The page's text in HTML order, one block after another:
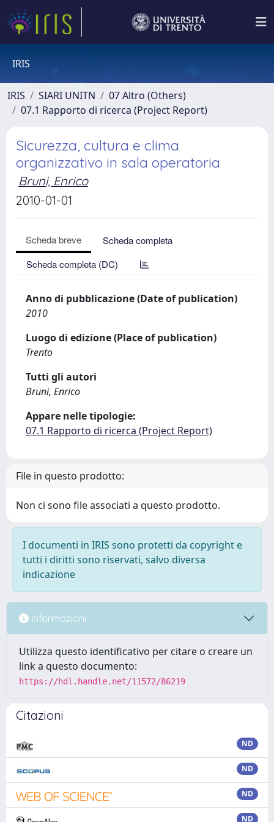
IRIS
IRIS SIARI UNITN
07 Altro (Others)
07.1 Rapporto di ricerca (Project Report)
Sicurezza, cultura e clima
organizzativo in sala operatoria
Bruni, Enrico
2010-01-01
Scheda breve
Scheda completa
Scheda completa (DC)
Anno di pubblicazione (Date of publication)
2010
Luogo di edizione (Place of publication)
Trento
Tutti gli autori
Bruni, Enrico
Appare nelle tipologie:
07.1 Rapporto di ricerca (Project Report)
File in questo prodotto:
Non ci sono file associati a questo prodotto.
I documenti in IRIS sono protetti da copyright e
tutti i diritti sono riservati, salvo diversa
indicazione
Informazioni
Utilizza questo identificativo per citare o creare un
link a questo documento:
https://hdl.handle.net/11572/86219
Citazioni
ND
ND
ND
ND